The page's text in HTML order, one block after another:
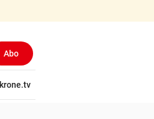
Abo
krone.tv